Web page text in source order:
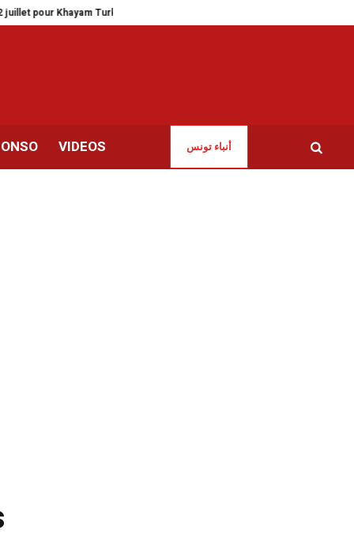
Turki Session de contrôle du Bac | Trois jours de cours de
VIDEOS أنباء تونس